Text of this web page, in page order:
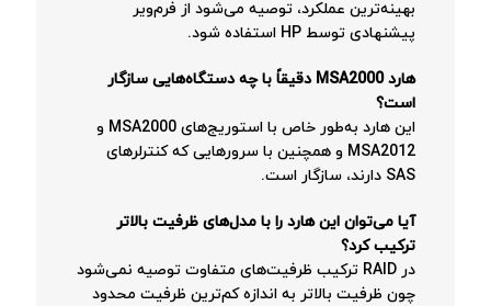
بهینه‌ترین عملکرد، توصیه می‌شود از فرم‌ویر
پیشنهادی توسط HP استفاده شود.
هارد MSA2000 دقیقاً با چه دستگاه‌هایی سازگار
است؟
این هارد به‌طور خاص با استوریج‌های MSA2000 و
MSA2012 و همچنین با سرورهایی که کنترلرهای
SAS دارند، سازگار است.
آیا می‌توان این هارد را با مدل‌های ظرفیت بالاتر
ترکیب کرد؟
در RAID ترکیب ظرفیت‌های متفاوت توصیه نمی‌شود
چون ظرفیت بالاتر به اندازه کم‌ترین ظرفیت محدود